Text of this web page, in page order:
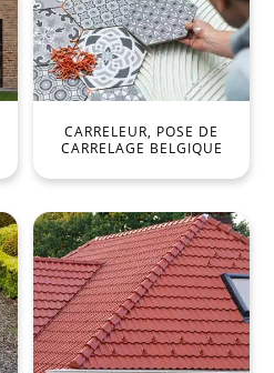
CARRELEUR, POSE DE
CARRELAGE BELGIQUE